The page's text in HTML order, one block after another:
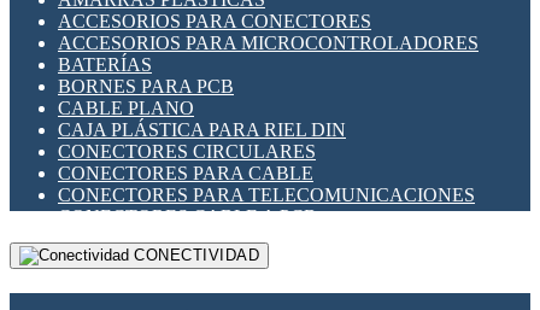
INDICADORES PARA PANEL
INTERFACES DE RELÉ
INTERRUPTORES FIN DE CARRERA
LLAVES CONMUTADORAS
MEDIDORES DE ENERGÍA Y TC'S DE CORRIENTE
MOTORES PASO A PASO
PANTALLAS HMI
PLC -CONTROLADORES LÓGICO PROGRAMABLES
PROGRAMADORES DE HORARIO
RELÉS DE PROTECCIÓN
SENSORES CAPACITIVOS
ACCESORIOS PARA CONECTORES
ACCESORIOS PARA MICROCONTROLADORES
BATERÍAS
BORNES PARA PCB
CABLE PLANO
CAJA PLÁSTICA PARA RIEL DIN
CONECTORES CIRCULARES
CONECTORES PARA CABLE
CONECTORES PARA TELECOMUNICACIONES
CONECTORES CABLE A PCB
CONECTORES PCB A CABLE
DIP SWITCHESCONECTIVIDAD